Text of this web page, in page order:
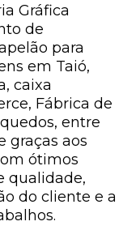
Gráfica
de
para
em Taió,
caixa
Fábrica de
entre
graças aos
ótimos
qualidade,
do cliente e a